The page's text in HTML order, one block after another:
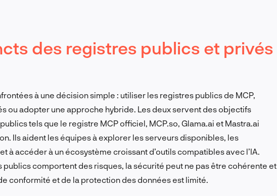
des registres publics et privés
à une décision simple : utiliser les registres publics de MCP,
ou adopter une approche hybride. Les deux servent des objectifs
tels que le registre MCP officiel, MCP.so, Glama.ai et Mastra.ai
Ils aident les équipes à explorer les serveurs disponibles, les
à accéder à un écosystème croissant d’outils compatibles avec l’IA.
comportent des risques, la sécurité peut ne pas être cohérente et
conformité et de la protection des données est limité.